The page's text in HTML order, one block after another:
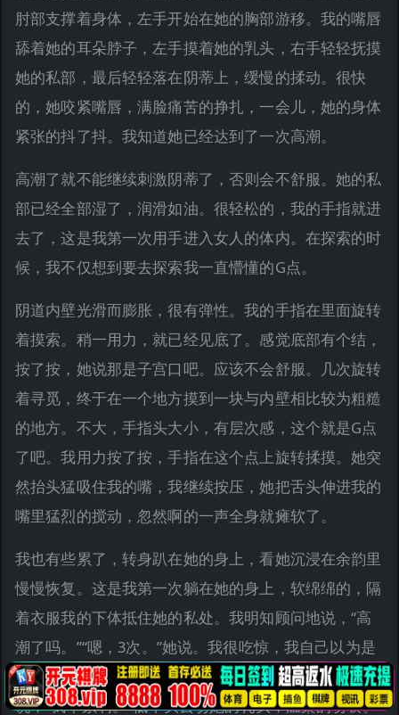
肘部支撑着身体，左手开始在她的胸部游移。我的嘴唇
舔着她的耳朵脖子，左手摸着她的乳头，右手轻轻抚摸
她的私部，最后轻轻落在阴蒂上，缓慢的揉动。很快
的，她咬紧嘴唇，满脸痛苦的挣扎，一会儿，她的身体
紧张的抖了抖。我知道她已经达到了一次高潮。
高潮了就不能继续刺激阴蒂了，否则会不舒服。她的私
部已经全部湿了，润滑如油。很轻松的，我的手指就进
去了，这是我第一次用手进入女人的体内。在探索的时
候，我不仅想到要去探索我一直懵懂的G点。
阴道内壁光滑而膨胀，很有弹性。我的手指在里面旋转
着摸索。稍一用力，就已经见底了。感觉底部有个结，
按了按，她说那是子宫口吧。应该不会舒服。几次旋转
着寻觅，终于在一个地方摸到一块与内壁相比较为粗糙
的地方。不大，手指头大小，有层次感，这个就是G点
了吧。我用力按了按，手指在这个点上旋转揉摸。她突
然抬头猛吸住我的嘴，我继续按压，她把舌头伸进我的
嘴里猛烈的搅动，忽然啊的一声全身就瘫软了。
我也有些累了，转身趴在她的身上，看她沉浸在余韵里
慢慢恢复。这是我第一次躺在她的身上，软绵绵的，隔
着衣服我的下体抵住她的私处。我明知顾问地说，“高
潮了吗。”“嗯，3次。”她说。我很吃惊，我自己以为是
2次。我说，“还要吗。”她说，“怕你太累了。”我
说，“我不累啊。”低下头去吻她的乳头，温柔的吻吸。